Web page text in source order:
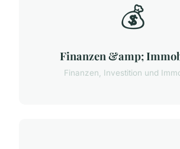
💰
Finanzen &amp;
Finanzen, Investition und